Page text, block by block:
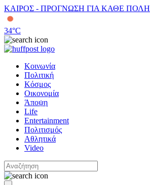
ΚΑΙΡΟΣ - ΠΡΟΓΝΩΣΗ ΓΙΑ ΚΑΘΕ ΠΟΛΗ
34°C
Κοινωνία
Πολιτική
Κόσμος
Οικονομία
Άποψη
Life
Entertainment
Πολιτισμός
Αθλητικά
Video